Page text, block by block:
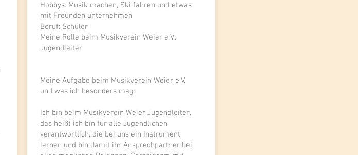
Hobbys: Musik machen, Ski fahren und etwas
mit Freunden unternehmen
Beruf: Schüler
Meine Rolle beim Musikverein Weier e.V.:
Jugendleiter
Meine Aufgabe beim Musikverein Weier e.V.
und was ich besonders mag:
​Ich bin beim Musikverein Weier Jugendleiter,
das heißt ich bin für alle Jugendlichen
verantwortlich, die bei uns ein Instrument
lernen und bin damit ihr Ansprechpartner bei